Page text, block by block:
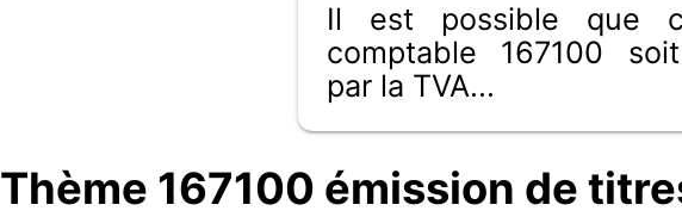
Il est possible que
comptable 167100
par la TVA...
Thème 167100 émission de